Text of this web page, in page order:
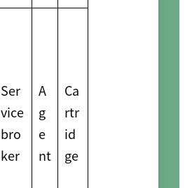
Ser
vice
bro
ker
A
g
e
nt
Ca
rtr
id
ge